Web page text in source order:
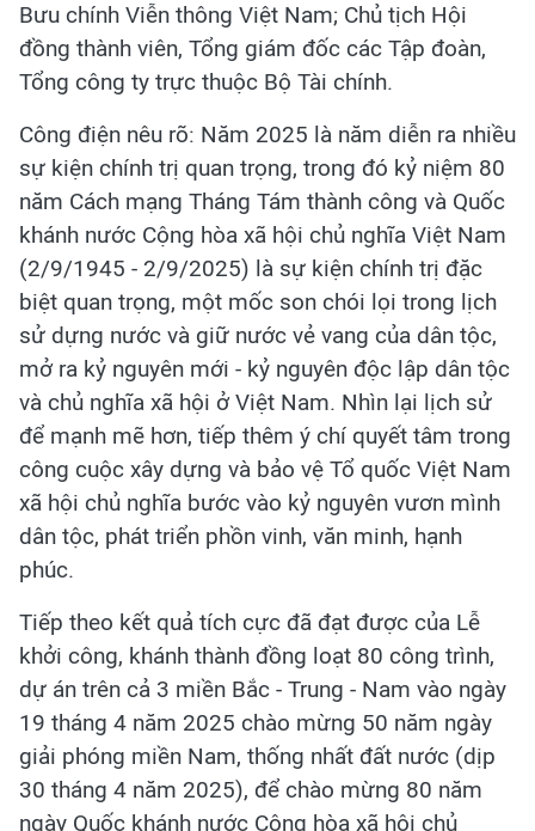
Bưu chính Viễn thông Việt Nam; Chủ tịch Hội
đồng thành viên, Tổng giám đốc các Tập đoàn,
Tổng công ty trực thuộc Bộ Tài chính.
Công điện nêu rõ: Năm 2025 là năm diễn ra nhiều
sự kiện chính trị quan trọng, trong đó kỷ niệm 80
năm Cách mạng Tháng Tám thành công và Quốc
khánh nước Cộng hòa xã hội chủ nghĩa Việt Nam
(2/9/1945 - 2/9/2025) là sự kiện chính trị đặc
biệt quan trọng, một mốc son chói lọi trong lịch
sử dựng nước và giữ nước vẻ vang của dân tộc,
mở ra kỷ nguyên mới - kỷ nguyên độc lập dân tộc
và chủ nghĩa xã hội ở Việt Nam. Nhìn lại lịch sử
để mạnh mẽ hơn, tiếp thêm ý chí quyết tâm trong
công cuộc xây dựng và bảo vệ Tổ quốc Việt Nam
xã hội chủ nghĩa bước vào kỷ nguyên vươn mình
dân tộc, phát triển phồn vinh, văn minh, hạnh
phúc.
Tiếp theo kết quả tích cực đã đạt được của Lễ
khởi công, khánh thành đồng loạt 80 công trình,
dự án trên cả 3 miền Bắc - Trung - Nam vào ngày
19 tháng 4 năm 2025 chào mừng 50 năm ngày
giải phóng miền Nam, thống nhất đất nước (dịp
30 tháng 4 năm 2025), để chào mừng 80 năm
ngày Quốc khánh nước Cộng hòa xã hội chủ